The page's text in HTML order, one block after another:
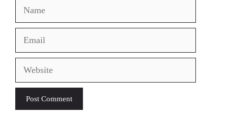
Name
Email
Website